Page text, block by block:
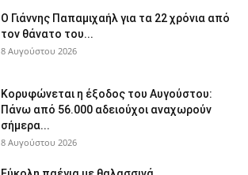
Ο Γιάννης Παπαμιχαήλ για τα 22 χρόνια από
τον θάνατο του...
8 Αυγούστου 2026
Κορυφώνεται η έξοδος του Αυγούστου:
Πάνω από 56.000 αδειούχοι αναχωρούν
σήμερα...
8 Αυγούστου 2026